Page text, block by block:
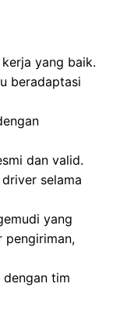
yang baik.
beradaptasi
dan valid.
selama
yang
pengiriman,
dengan tim